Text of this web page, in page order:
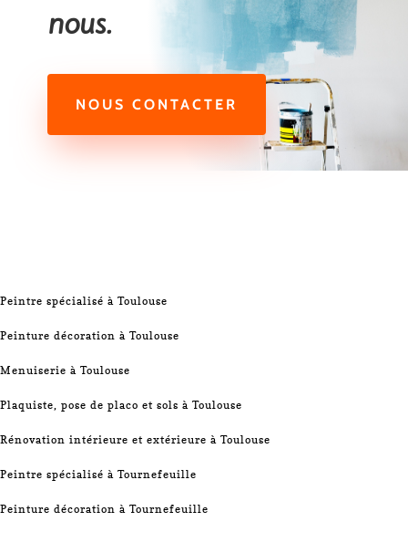
nous.
NOUS CONTACTER
Peintre spécialisé à Toulouse
Peinture décoration à Toulouse
Menuiserie à Toulouse
Plaquiste, pose de placo et sols à Toulouse
Rénovation intérieure et extérieure à Toulouse
Peintre spécialisé à Tournefeuille
Peinture décoration à Tournefeuille